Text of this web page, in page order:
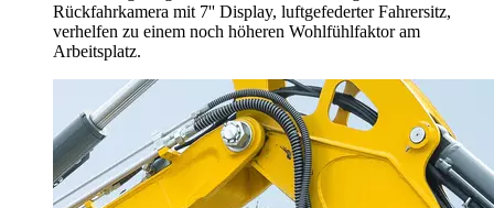
Rückfahrkamera mit 7'' Display, luftgefederter Fahrersitz,
verhelfen zu einem noch höheren Wohlfühlfaktor am
Arbeitsplatz.